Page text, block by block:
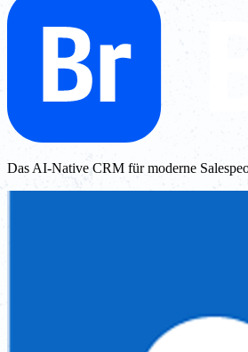
Das AI-Native CRM für moderne